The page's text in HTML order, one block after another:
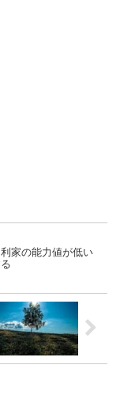
家の能力値が低い